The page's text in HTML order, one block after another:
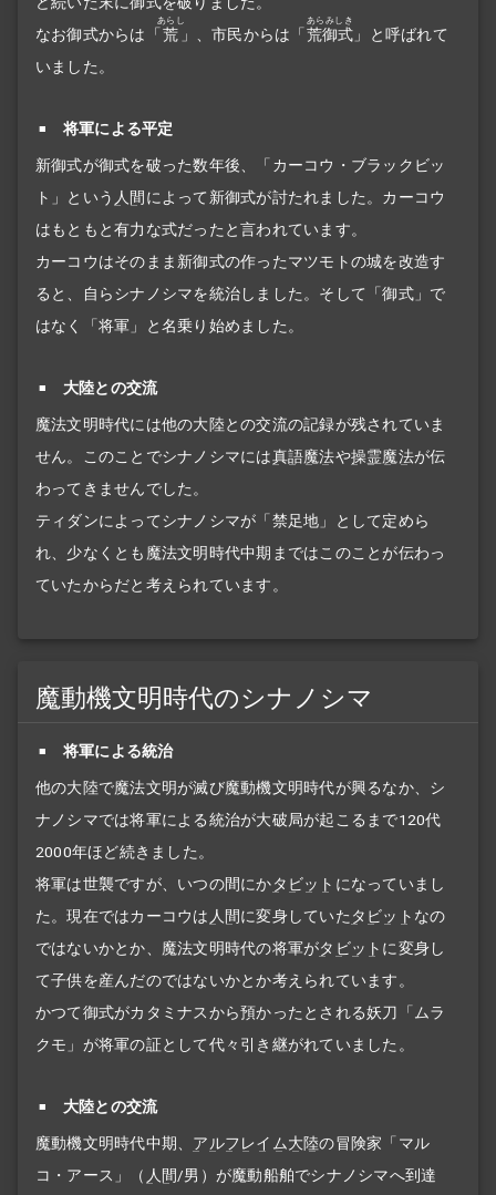
なお御式からは「 荒
あらし
」、市民からは「 荒御式
あらみしき
」と呼ばれて
いました。
将軍による平定
新御式が御式を破った数年後、「カーコウ・ブラックビッ
ト」という 人間 によって新御式が討たれました。カーコウ
はもともと有力な式だったと言われています。
カーコウはそのまま新御式の作ったマツモトの城を改造す
ると、自らシナノシマを統治しました。そして「御式」で
はなく「将軍」と名乗り始めました。
大陸との交流
魔法文明時代には他の大陸との交流の記録が残されていま
せん。このことでシナノシマには真語魔法や操霊魔法が伝
わってきませんでした。
ティダンによってシナノシマが「禁足地」として定めら
れ、少なくとも魔法文明時代中期まではこのことが伝わっ
ていたからだと考えられています。
魔動機文明時代のシナノシマ
将軍による統治
他の大陸で魔法文明が滅び魔動機文明時代が興るなか、シ
ナノシマでは将軍による統治が大破局が起こるまで120代
2000年ほど続きました。
将軍は世襲ですが、いつの間にかタビット になっていまし
た。現在ではカーコウは 人間に変身していた タビット なの
ではないかとか、魔法文明時代の将軍がタビット に変身し
て子供を産んだのではないかとか考えられています。
かつて御式がカタミナスから預かったとされる妖刀「ムラ
クモ」が将軍の証として代々引き継がれていました。
大陸との交流
魔動機文明時代中期、 アルフレイム大陸の冒険家「マル
コ・アース」（ 人間/男）が魔動船舶でシナノシマへ到達